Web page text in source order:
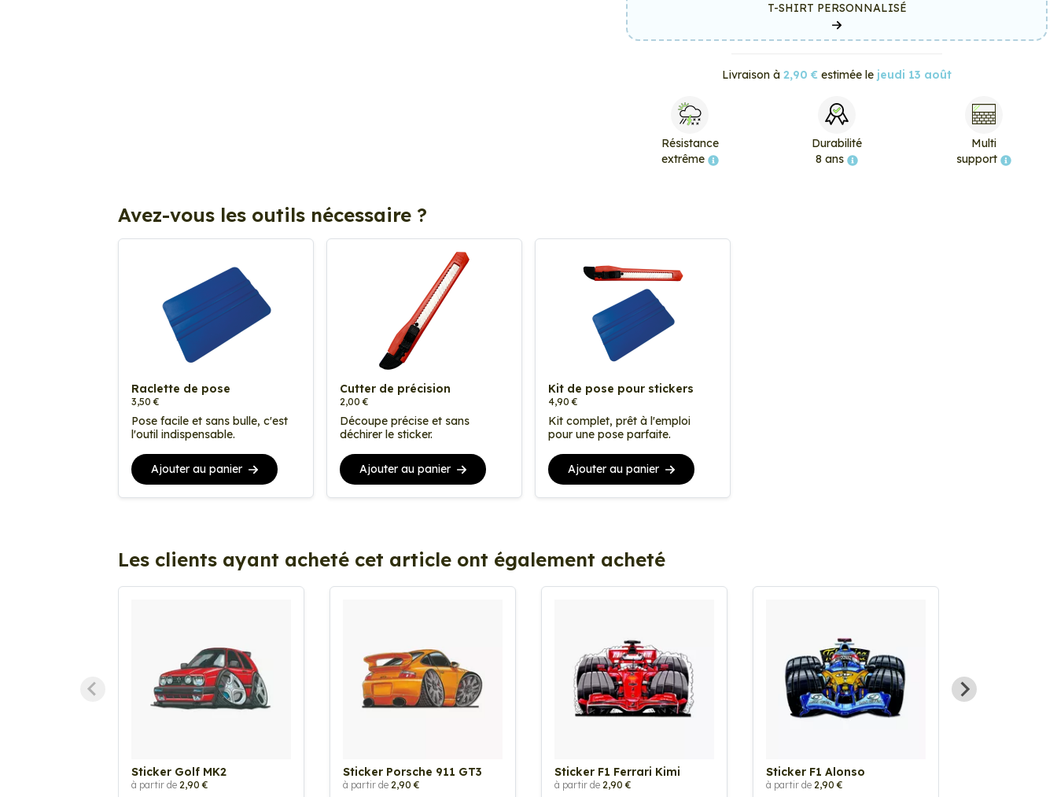
T-SHIRT PERSONNALISÉ
Livraison à 2,90 € estimée le jeudi 13 août
Résistance
extrême
Durabilité
8 ans
Multi
support
Avez-vous les outils nécessaire ?
Raclette de pose
3,50 €
Pose facile et sans bulle, c'est
l'outil indispensable.
Ajouter au panier
Cutter de précision
2,00 €
Découpe précise et sans
déchirer le sticker.
Ajouter au panier
Kit de pose pour stickers
4,90 €
Kit complet, prêt à l'emploi
pour une pose parfaite.
Ajouter au panier
Les clients ayant acheté cet article ont également acheté
Sticker Golf MK2
à partir de 2,90 €
Sticker Porsche 911 GT3
à partir de 2,90 €
Sticker F1 Ferrari Kimi
à partir de 2,90 €
Sticker F1 Alonso
à partir de 2,90 €